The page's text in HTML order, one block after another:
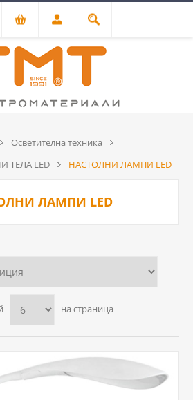
Осветителна техника
ТЕЛА LED
НАСТОЛНИ ЛАМПИ LED
ЛАМПИ LED
на страница